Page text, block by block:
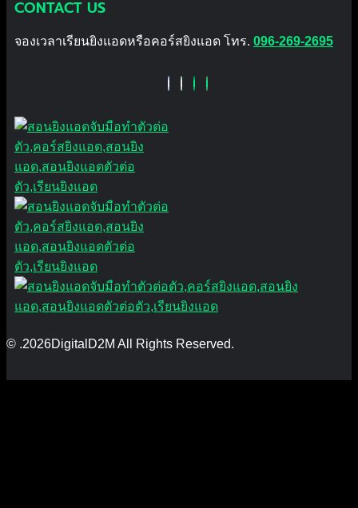
CONTACT US
จองเวลาเรียนยิงแอดหรือคอร์สยิงแอด โทร. 096-269-2695
© .2026DigitalD2M All Rights Reserved.